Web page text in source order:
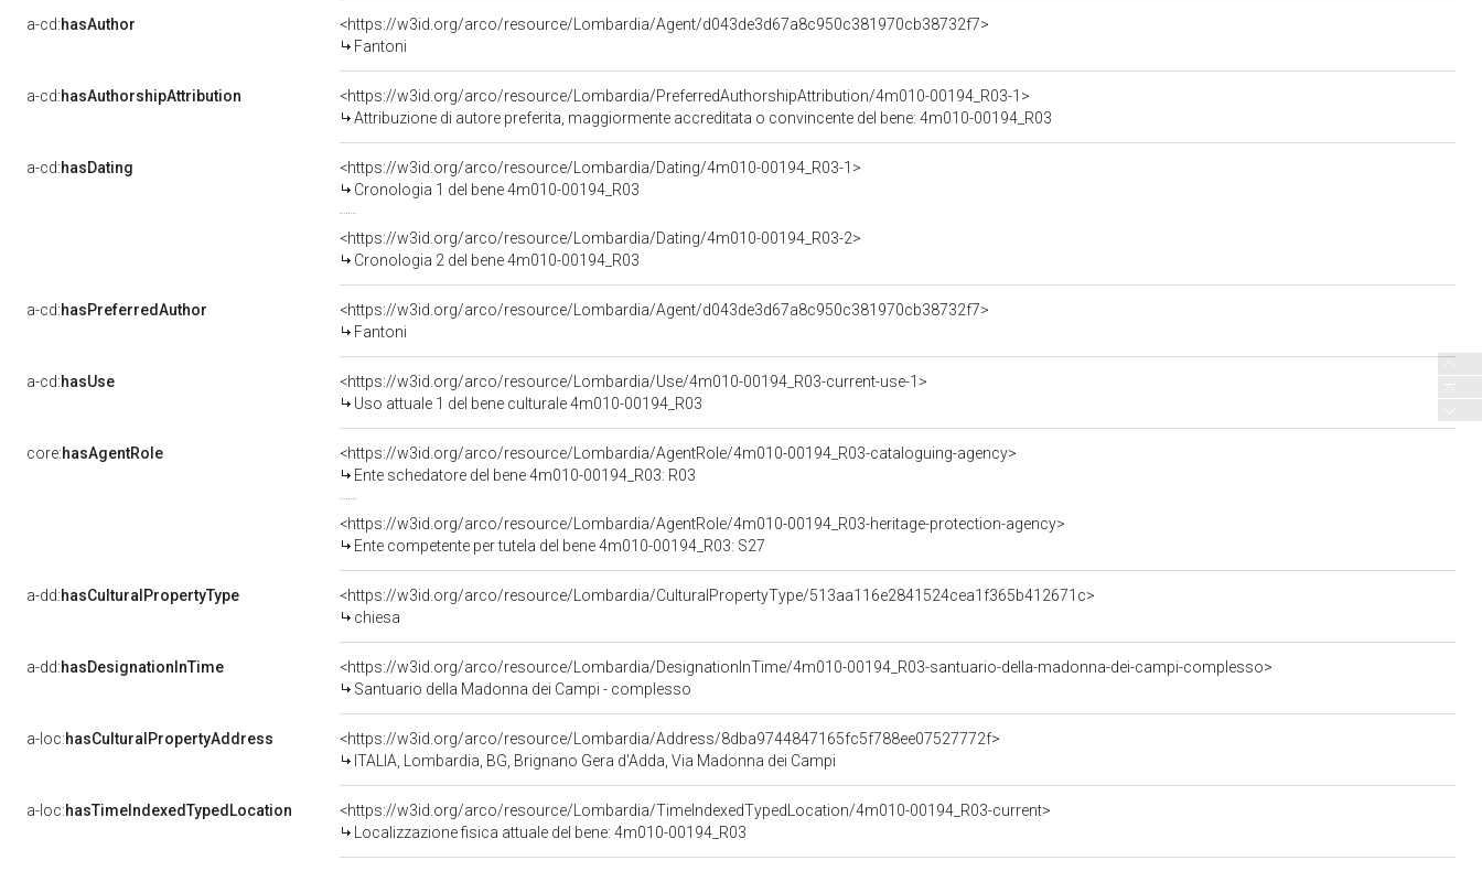
a-cd:hasAuthor
<https://w3id.org/arco/resource/Lombardia/Agent/d043de3d67a8c950c381970cb38732f7>
Fantoni
a-cd:hasAuthorshipAttribution
<https://w3id.org/arco/resource/Lombardia/PreferredAuthorshipAttribution/4m010-00194_R03-1>
Attribuzione di autore preferita, maggiormente accreditata o convincente del bene: 4m010-00194_R03
a-cd:hasDating
<https://w3id.org/arco/resource/Lombardia/Dating/4m010-00194_R03-1>
Cronologia 1 del bene 4m010-00194_R03
<https://w3id.org/arco/resource/Lombardia/Dating/4m010-00194_R03-2>
Cronologia 2 del bene 4m010-00194_R03
a-cd:hasPreferredAuthor
<https://w3id.org/arco/resource/Lombardia/Agent/d043de3d67a8c950c381970cb38732f7>
Fantoni
a-cd:hasUse
<https://w3id.org/arco/resource/Lombardia/Use/4m010-00194_R03-current-use-1>
Uso attuale 1 del bene culturale 4m010-00194_R03
core:hasAgentRole
<https://w3id.org/arco/resource/Lombardia/AgentRole/4m010-00194_R03-cataloguing-agency>
Ente schedatore del bene 4m010-00194_R03: R03
<https://w3id.org/arco/resource/Lombardia/AgentRole/4m010-00194_R03-heritage-protection-agency>
Ente competente per tutela del bene 4m010-00194_R03: S27
a-dd:hasCulturalPropertyType
<https://w3id.org/arco/resource/Lombardia/CulturalPropertyType/513aa116e2841524cea1f365b412671c>
chiesa
a-dd:hasDesignationInTime
<https://w3id.org/arco/resource/Lombardia/DesignationInTime/4m010-00194_R03-santuario-della-madonna-dei-campi-complesso>
Santuario della Madonna dei Campi - complesso
a-loc:hasCulturalPropertyAddress
<https://w3id.org/arco/resource/Lombardia/Address/8dba9744847165fc5f788ee07527772f>
ITALIA, Lombardia, BG, Brignano Gera d'Adda, Via Madonna dei Campi
a-loc:hasTimeIndexedTypedLocation
<https://w3id.org/arco/resource/Lombardia/TimeIndexedTypedLocation/4m010-00194_R03-current>
Localizzazione fisica attuale del bene: 4m010-00194_R03